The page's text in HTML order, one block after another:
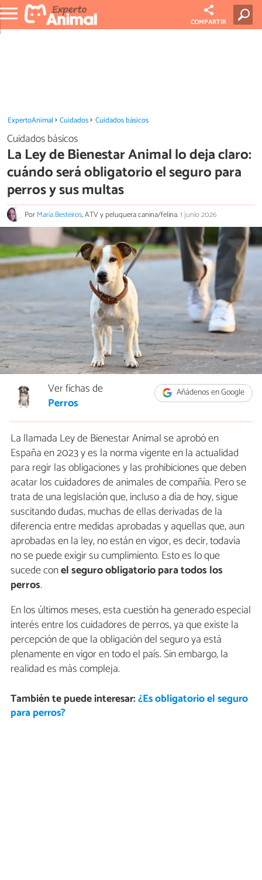
COMPARTIR
ExpertoAnimal Cuidados Cuidados básicos
Cuidados básicos
La Ley de Bienestar Animal lo deja claro:
cuándo será obligatorio el seguro para
perros y sus multas
PorMaría Besteiros, ATV y peluquera canina/felina.1 junio 2026
Añádenos en Google
Ver fichas de
Perros
La llamada Ley de Bienestar Animal se aprobó en
España en 2023 y es la norma vigente en la actualidad
para regir las obligaciones y las prohibiciones que deben
acatar los cuidadores de animales de compañía. Pero se
trata de una legislación que, incluso a día de hoy, sigue
suscitando dudas, muchas de ellas derivadas de la
diferencia entre medidas aprobadas y aquellas que, aun
aprobadas en la ley, no están en vigor, es decir, todavía
no se puede exigir su cumplimiento. Esto es lo que
sucede conel seguro obligatorio para todos los
perros.
En los últimos meses, esta cuestión ha generado especial
interés entre los cuidadores de perros, ya que existe la
percepción de que la obligación del seguro ya está
plenamente en vigor en todo el país. Sin embargo, la
realidad es más compleja.
También te puede interesar:¿Es obligatorio el seguro
para perros?